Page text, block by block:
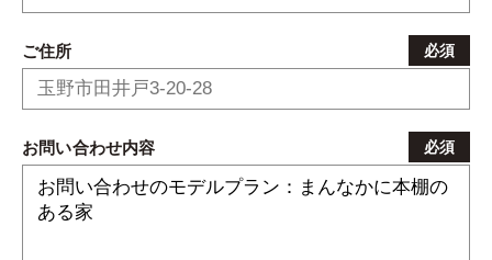
ご住所 必須
お問い合わせ内容 必須